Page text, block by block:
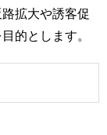
拡大や誘客促
的とします。